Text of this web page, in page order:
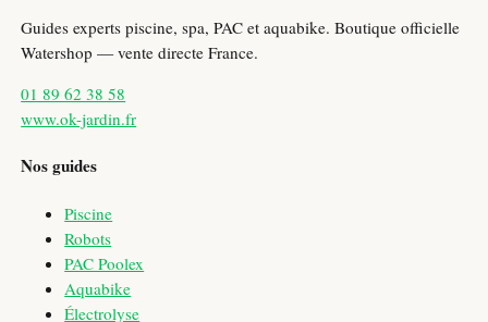
Guides experts piscine, spa, PAC et aquabike. Boutique officielle
Watershop — vente directe France.
01 89 62 38 58
www.ok-jardin.fr
Nos guides
Piscine
Robots
PAC Poolex
Aquabike
Électrolyse